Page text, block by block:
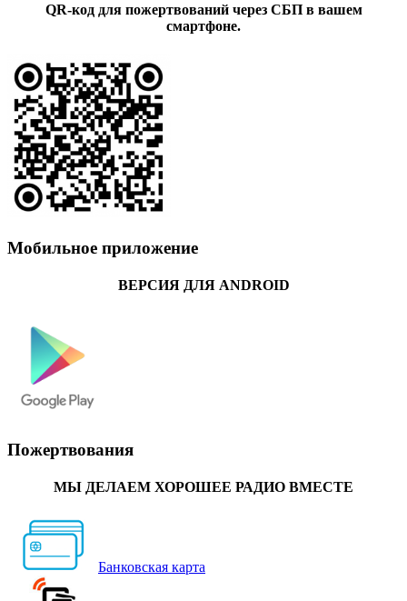
QR-код для пожертвований через СБП в вашем
смартфоне.
Мобильное приложение
ВЕРСИЯ ДЛЯ ANDROID
Пожертвования
МЫ ДЕЛАЕМ ХОРОШЕЕ РАДИО ВМЕСТЕ
Банковская карта